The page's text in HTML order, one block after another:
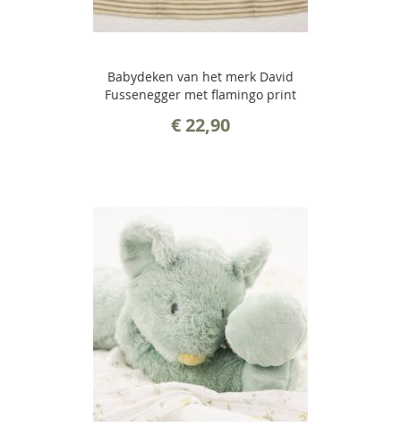
Babydeken van het merk David
Fussenegger met flamingo print
€ 22,90